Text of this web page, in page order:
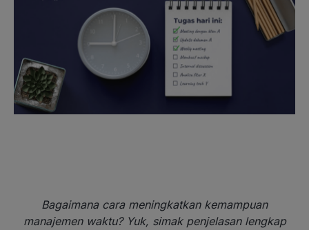
Bagaimana cara meningkatkan kemampuan
manajemen waktu? Yuk, simak penjelasan lengkap